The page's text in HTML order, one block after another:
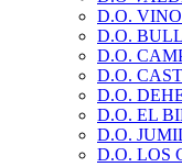
D.O.
D.O.
D.O.
D.O.
D.O.
D.O. EL
D.O.
D.O. LOS